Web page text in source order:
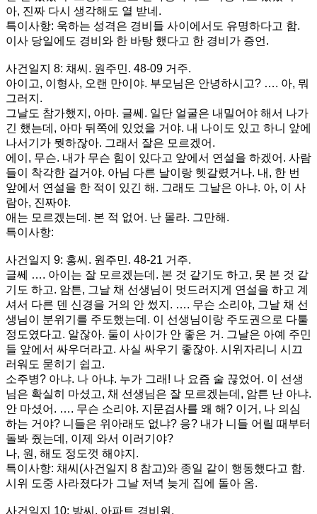
아, 진짜 다시 생각해도 열 받네.
특이사항: 욱하는 성격은 경비들 사이에서도 유명하다고 함.
이사 당일에도 경비와 한 바탕 했다고 한 경비가 증언.
사건일지 8: 채씨. 원주민. 48-09 거주.
아이고, 이형사, 오랜 만이야. 부모님은 안녕하시고? …. 아, 뭐
그러지.
그날도 참가했지, 아마. 글쎄. 일단 얼굴은 내밀어야 해서 나가
긴 했는데, 아마 뒤쪽에 있었을 거야. 내 나이도 있고 하니 앞에
나서기가 뭣하잖아. 그래서 잘은 모르겠어.
에이, 무슨. 내가 무슨 힘이 있다고 앞에서 연설을 하겠어. 사람
들이 착각한 걸거야. 아님 다른 날이랑 헷갈렸거나. 내, 한 번
앞에서 연설을 한 적이 있긴 해. 그래도 그날은 아냐. 아, 이 사
람아, 진짜야.
애는 모르겠는데. 본 적 없어. 난 몰라. 그만해.
특이사항:
사건일지 9: 홍씨. 원주민. 48-21 거주.
글쎄 …. 아이는 잘 모르겠는데. 본 것 같기도 하고, 못 본 것 같
기도 하고. 암튼, 그날 채 선생님이 멋드러지게 연설을 하고 계
셔서 다른 덴 신경을 거의 안 썼지. …. 무슨 소리야, 그날 채 선
생님이 분위기를 주도했는데. 이 선생님이랑 주도권으로 다툴
정도였다고. 알잖아. 둘이 사이가 안 좋은 거. 그날은 아예 주민
들 앞에서 싸우더라고. 사실 싸우기 좋잖아. 시위자리니 시끄
러워도 묻히기 쉽고.
소주병? 아냐. 나 아냐. 누가 그래! 나 요즘 술 끊었어. 이 선생
님은 확실히 마셨고, 채 선생님은 잘 모르겠는데, 암튼 난 아냐.
안 마셨어. …. 무슨 소리야. 지문검사를 왜 해? 이거, 나 의심
하는 거야? 니들은 위아래도 없냐? 응? 내가 니들 어릴 때부터
돌봐 줬는데, 이제 와서 이러기야?
나, 원, 해도 정도껏 해야지.
특이사항: 채씨(사건일지 8 참고)와 종일 같이 행동했다고 함.
시위 도중 사라졌다가 그날 저녁 늦게 집에 돌아 옴.
사건일지 10: 방씨. 아파트 경비원.